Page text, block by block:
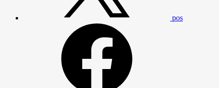
pos